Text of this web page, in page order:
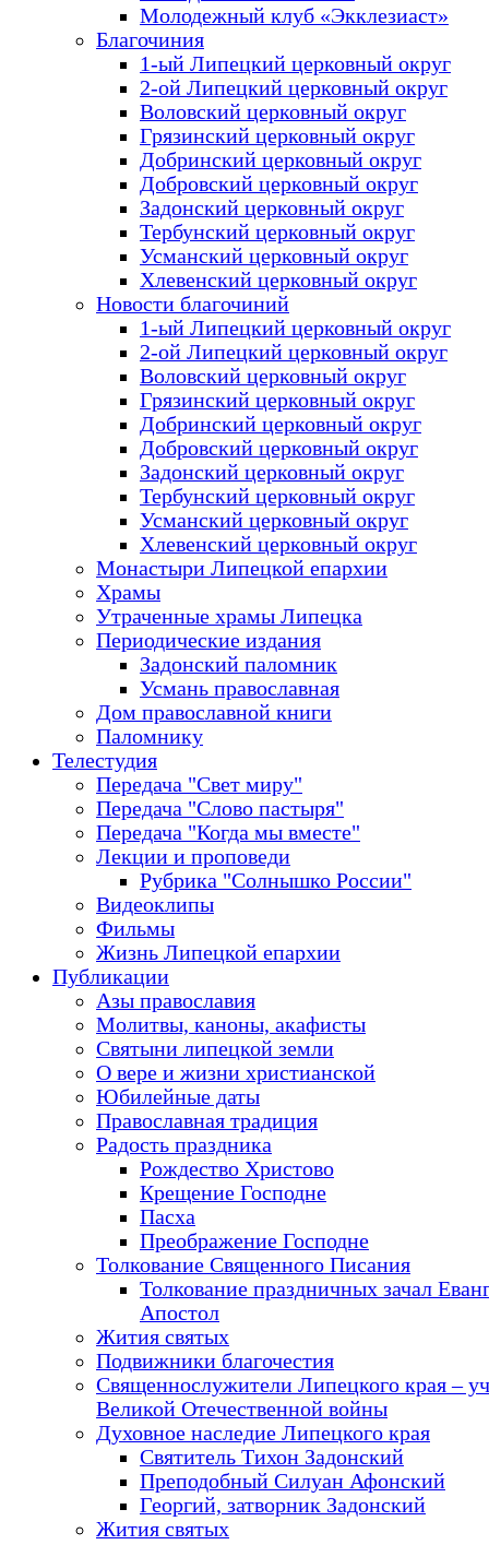
Молодежный клуб «Экклезиаст»
Благочиния
1-ый Липецкий церковный округ
2-ой Липецкий церковный округ
Воловский церковный округ
Грязинский церковный округ
Добринский церковный округ
Добровский церковный округ
Задонский церковный округ
Тербунский церковный округ
Усманский церковный округ
Хлевенский церковный округ
Новости благочиний
1-ый Липецкий церковный округ
2-ой Липецкий церковный округ
Воловский церковный округ
Грязинский церковный округ
Добринский церковный округ
Добровский церковный округ
Задонский церковный округ
Тербунский церковный округ
Усманский церковный округ
Хлевенский церковный округ
Монастыри Липецкой епархии
Храмы
Утраченные храмы Липецка
Периодические издания
Задонский паломник
Усмань православная
Дом православной книги
Паломнику
Телестудия
Передача "Свет миру"
Передача "Слово пастыря"
Передача "Когда мы вместе"
Лекции и проповеди
Рубрика "Солнышко России"
Видеоклипы
Фильмы
Жизнь Липецкой епархии
Публикации
Азы православия
Молитвы, каноны, акафисты
Святыни липецкой земли
О вере и жизни христианской
Юбилейные даты
Православная традиция
Радость праздника
Рождество Христово
Крещение Господне
Пасха
Преображение Господне
Толкование Священного Писания
Толкование праздничных зачал
Апостол
Жития святых
Подвижники благочестия
Священнослужители Липецкого края –
Великой Отечественной войны
Духовное наследие Липецкого края
Святитель Тихон Задонский
Преподобный Силуан Афонский
Георгий, затворник Задонский
Жития святых